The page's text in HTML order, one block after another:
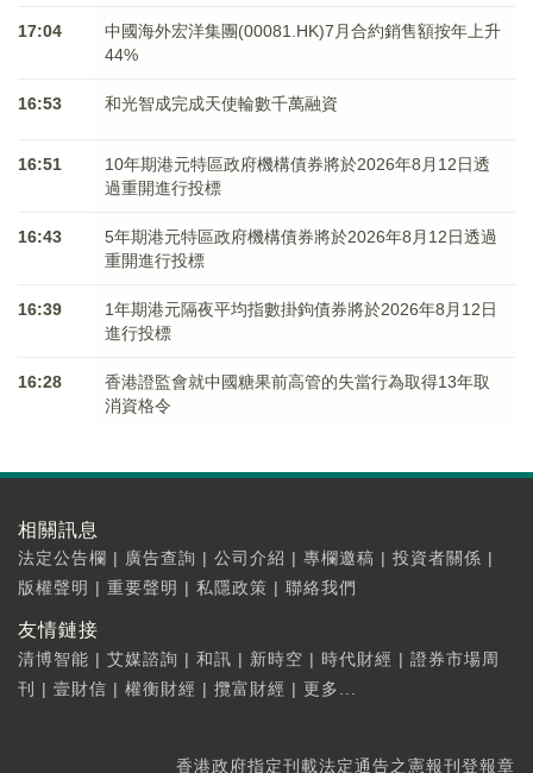
17:04
中國海外宏洋集團(00081.HK)7月合約銷售額按年上升
44%
16:53 和光智成完成天使輪數千萬融資
16:51
10年期港元特區政府機構債券將於2026年8月12日透
過重開進行投標
16:43
5年期港元特區政府機構債券將於2026年8月12日透過
重開進行投標
16:39
1年期港元隔夜平均指數掛鉤債券將於2026年8月12日
進行投標
16:28
香港證監會就中國糖果前高管的失當行為取得13年取
消資格令
相關訊息
法定公告欄 | 廣告查詢 | 公司介紹 | 專欄邀稿 | 投資者關係 |
版權聲明 | 重要聲明 | 私隱政策 | 聯絡我們
友情鏈接
清博智能 | 艾媒諮詢 | 和訊 | 新時空 | 時代財經 | 證券市場周
刊
| 壹財信 | 權衡財經 | 攬富財經 | 更多...
香港政府指定刊載法定通告之憲報刊登報章